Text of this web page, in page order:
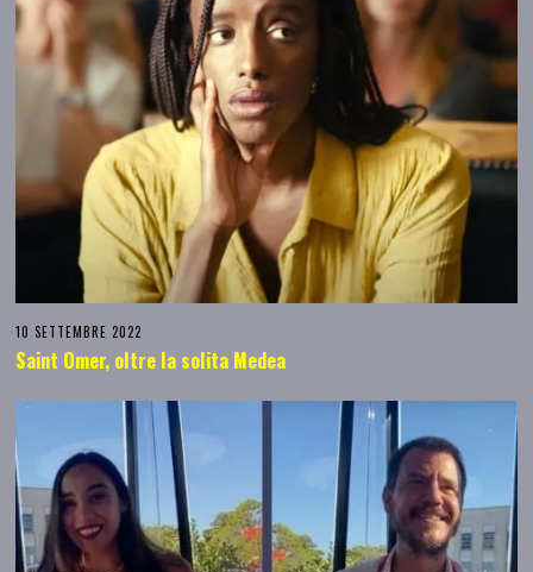
10 SETTEMBRE 2022
Saint Omer, oltre la solita Medea